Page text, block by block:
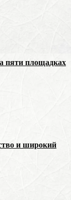
пяти площадках
и широкий